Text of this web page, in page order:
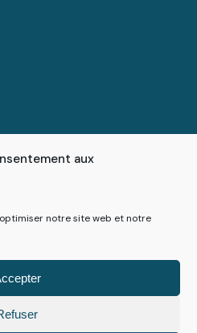
aux
notre site web et notre